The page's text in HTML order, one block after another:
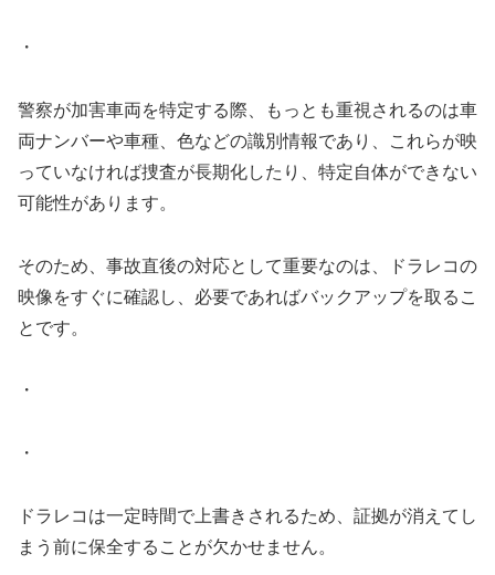
・
警察が加害車両を特定する際、もっとも重視されるのは車
両ナンバーや車種、色などの識別情報であり、これらが映
っていなければ捜査が長期化したり、特定自体ができない
可能性があります。
そのため、事故直後の対応として重要なのは、ドラレコの
映像をすぐに確認し、必要であればバックアップを取るこ
とです。
・
・
ドラレコは一定時間で上書きされるため、証拠が消えてし
まう前に保全することが欠かせません。